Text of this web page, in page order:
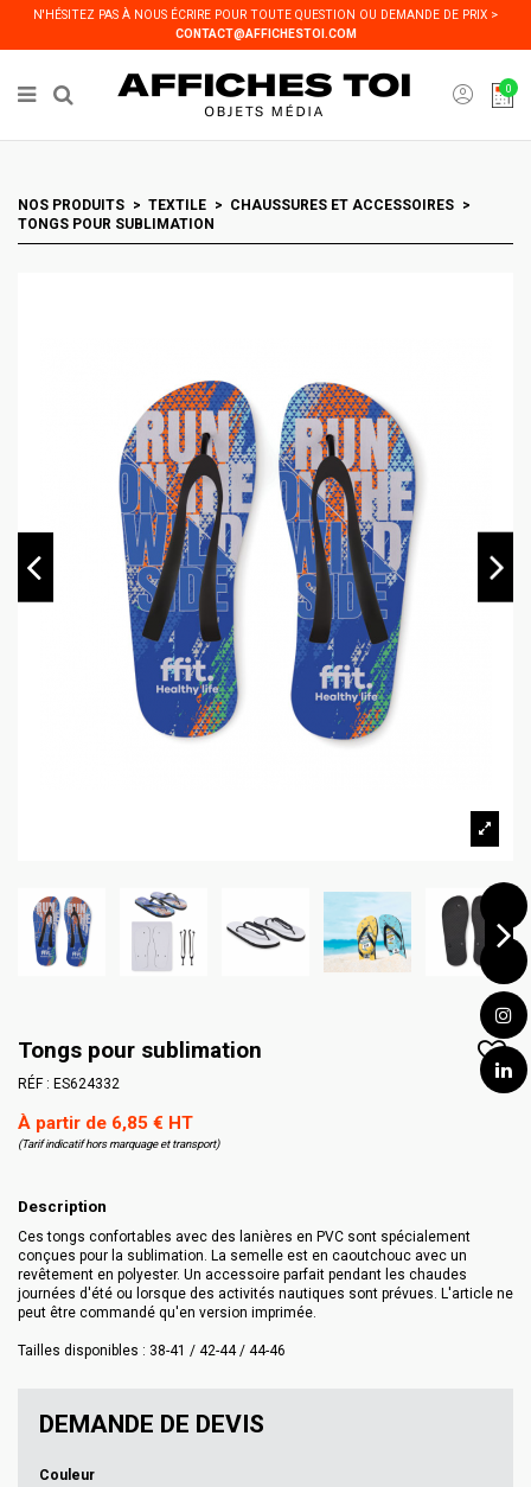
N'HÉSITEZ PAS À NOUS ÉCRIRE POUR TOUTE QUESTION OU DEMANDE DE PRIX >
CONTACT@AFFICHESTOI.COM
0
NOS PRODUITS TEXTILE
CHAUSSURES ET ACCESSOIRES
TONGS POUR SUBLIMATION
Tongs pour sublimation
RÉF : ES624332
À partir de 6,85 € HT
(Tarif indicatif hors marquage et transport)
Description
Ces tongs confortables avec des lanières en PVC sont spécialement
conçues pour la sublimation. La semelle est en caoutchouc avec un
revêtement en polyester. Un accessoire parfait pendant les chaudes
journées d'été ou lorsque des activités nautiques sont prévues. L'article ne
peut être commandé qu'en version imprimée.
Tailles disponibles : 38-41 / 42-44 / 44-46
DEMANDE DE DEVIS
Couleur
Panneau de gestion des cookies